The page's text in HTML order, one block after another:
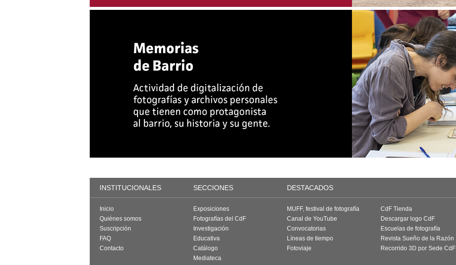
INSTITUCIONALES SECCIONES DESTACADOS
Inicio
Quiénes somos
Suscripción
FAQ
Contacto
Exposiciones
Fotografías del CdF
Investigación
Educativa
Catálogo
Mediateca
MUFF, festival de fotografía
Canal de YouTube
Convocatorias
Líneas de tiempo
Fotoviaje
CdF Tienda
Descargar logo CdF
Escuelas de fotografía
Revista Sueño de la Razón
Recorrido 3D por Sede CdF